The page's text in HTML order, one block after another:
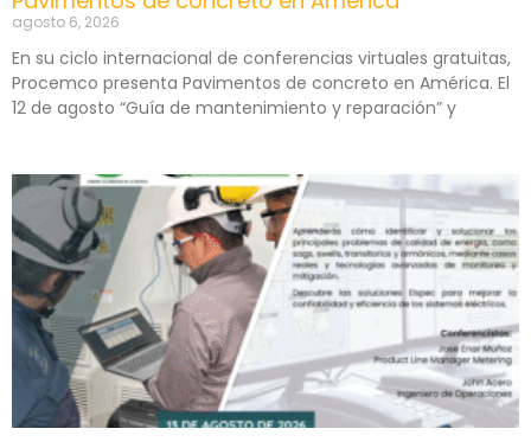
agosto 6, 2026
En su ciclo internacional de conferencias virtuales gratuitas,
Procemco presenta Pavimentos de concreto en América. El
12 de agosto “Guía de mantenimiento y reparación” y